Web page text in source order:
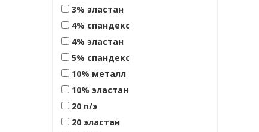
3% эластан
4% спандекс
4% эластан
5% спандекс
10% металл
10% эластан
20 п/э
20 эластан